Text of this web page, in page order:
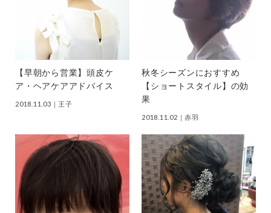
【早朝から営業】頭皮ケ
ア・ヘアケアアドバイス
2018.11.03 ｜王子
秋冬シーズンにおすすめ
【ショートスタイル】の効
果
2018.11.02 ｜赤羽